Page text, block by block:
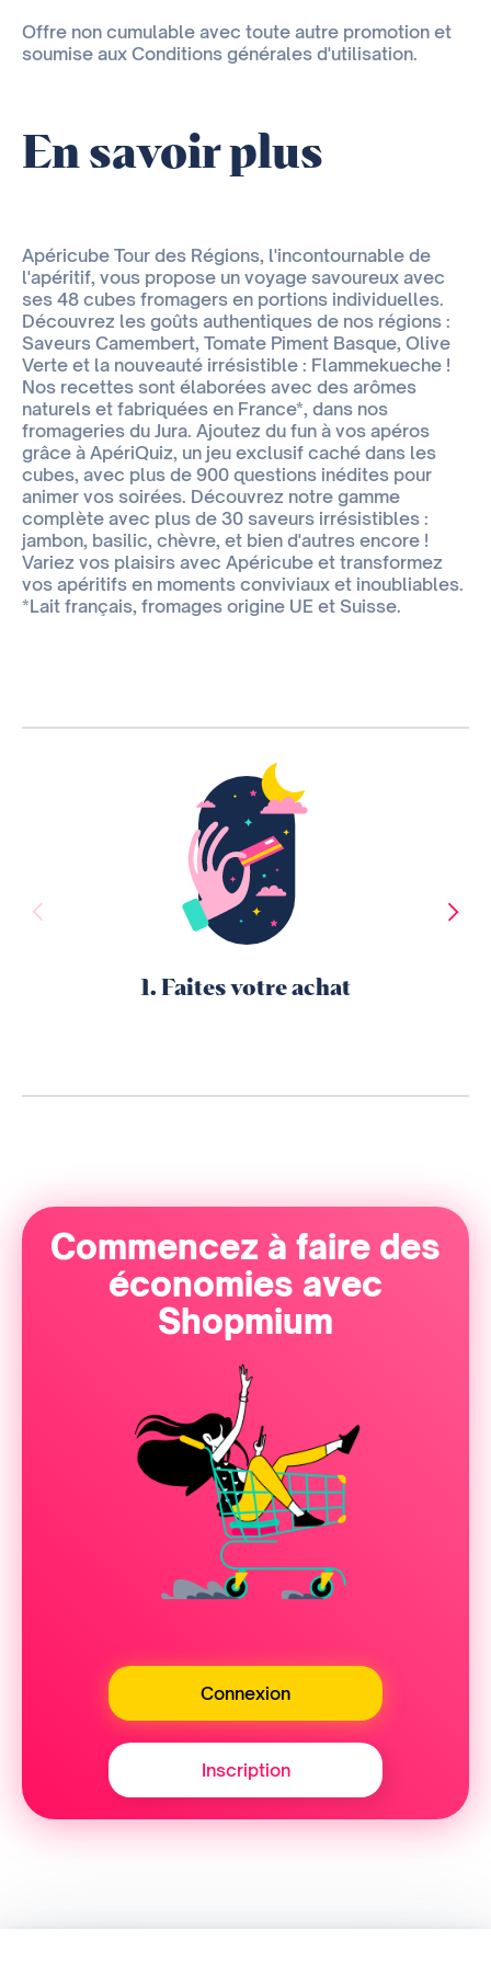
Offre non cumulable avec toute autre promotion et
soumise aux Conditions générales d'utilisation.
En savoir plus
Apéricube Tour des Régions, l'incontournable de
l'apéritif, vous propose un voyage savoureux avec
ses 48 cubes fromagers en portions individuelles.
Découvrez les goûts authentiques de nos régions :
Saveurs Camembert, Tomate Piment Basque, Olive
Verte et la nouveauté irrésistible : Flammekueche !
Nos recettes sont élaborées avec des arômes
naturels et fabriquées en France*, dans nos
fromageries du Jura. Ajoutez du fun à vos apéros
grâce à ApériQuiz, un jeu exclusif caché dans les
cubes, avec plus de 900 questions inédites pour
animer vos soirées. Découvrez notre gamme
complète avec plus de 30 saveurs irrésistibles :
jambon, basilic, chèvre, et bien d'autres encore !
Variez vos plaisirs avec Apéricube et transformez
vos apéritifs en moments conviviaux et inoubliables.
*Lait français, fromages origine UE et Suisse.
1. Faites votre achat
Commencez à faire des
économies avec
Shopmium
Connexion
Inscription